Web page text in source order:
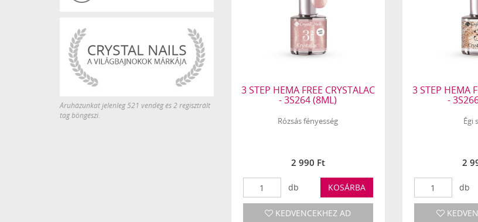
Áruházunkat jelenleg 521 vendég és 2 regisztrált
tag böngészi.
3 STEP HEMA FREE CRYSTALAC
- 3S264 (8ML)
Rózsás fényesség
2 990 Ft
db KOSÁRBA
KEDVENCEKHEZ AD
3 STEP HEMA
-
Égi
2
db